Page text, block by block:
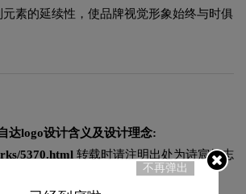
素的延续性，使品牌视觉形象始终与时俱
达logo设计含义及设计理念:
5370.html 转载时请注明出处为诗宸标志
不再弹出